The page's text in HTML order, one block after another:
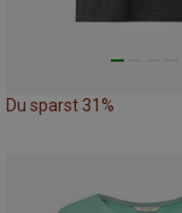
Du sparst 31%